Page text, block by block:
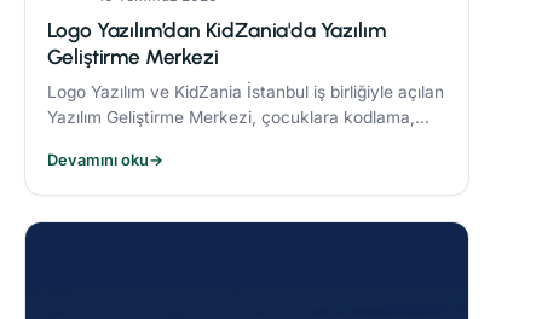
Logo Yazılım’dan KidZania'da Yazılım
Geliştirme Merkezi
Logo Yazılım ve KidZania İstanbul iş birliğiyle açılan
Yazılım Geliştirme Merkezi, çocuklara kodlama,
kazandırmayı hedefliyor.
Devamını oku→